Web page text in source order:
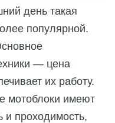
день такая
популярной.
— цена
их работу.
мотоблоки имеют
проходимость,